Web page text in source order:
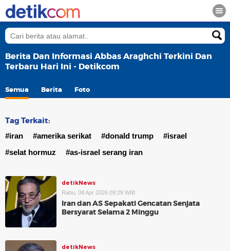
Berita Dan Informasi Abbas Araghchi Terkini Dan
Terbaru Hari Ini - Detikcom
Semua Berita Foto
Tag Terkait:
#iran #amerika serikat #donald trump
#israel
#selat hormuz
#as-israel serang iran
detikNews
Rabu, 08 Apr 2026 09:29 WIB
Iran dan AS Sepakati Gencatan Senjata
Bersyarat Selama 2 Minggu
detikNews